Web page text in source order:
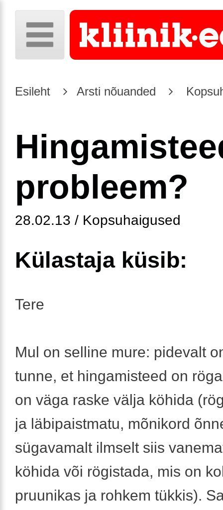
Esileht Arsti nõuanded
probleem?
28.02.13 / Kopsuhaigused
Külastaja küsib:
Tere
Mul on selline mure: pidevalt
tunne, et hingamisteed on
on väga raske välja köhida
ja läbipaistmatu, mõnikord
sügavamalt ilmselt siis
köhida või rögistada, mis on
pruunikas ja rohkem tükkis).